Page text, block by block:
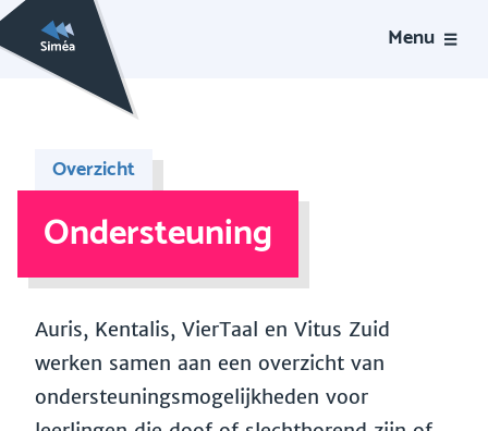
Menu
Overzicht
Ondersteuning
Auris, Kentalis, VierTaal en Vitus Zuid
werken samen aan een overzicht van
ondersteuningsmogelijkheden voor